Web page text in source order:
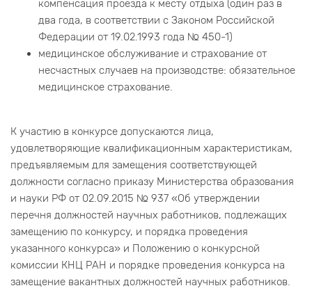
компенсация проезда к месту отдыха (один раз в
два года, в соответствии с Законом Российской
Федерации от 19.02.1993 года № 450-1)
медицинское обслуживание и страхование от
несчастных случаев на производстве: обязательное
медицинское страхование.
К участию в конкурсе допускаются лица,
удовлетворяющие квалификационным характеристикам,
предъявляемым для замещения соответствующей
должности согласно приказу Министерства образования
и науки РФ от 02.09.2015 № 937 «Об утверждении
перечня должностей научных работников, подлежащих
замещению по конкурсу, и порядка проведения
указанного конкурса» и Положению о конкурсной
комиссии КНЦ РАН и порядке проведения конкурса на
замещение вакантных должностей научных работников.